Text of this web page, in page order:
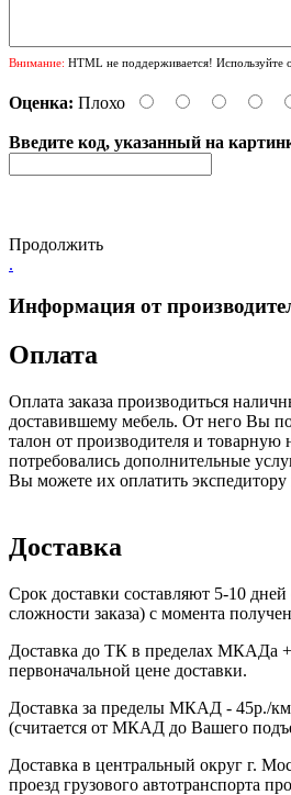
Внимание: HTML не поддерживается! Используйте
Оценка: Плохо
Введите код, указанный на
Продолжить
.
Информация от
Оплата
Оплата заказа производиться
доставившему мебель. От него Вы
талон от производителя и
потребовались дополнительные
Вы можете их оплатить экспедитору
Доставка
Срок доставки составляют 5-10
сложности заказа) с момента
Доставка до ТК в пределах МКАДа
первоначальной цене доставки.
Доставка за пределы МКАД - 45р./
(считается от МКАД до Вашего
Доставка в центральный округ г.
проезд грузового автотранспорта